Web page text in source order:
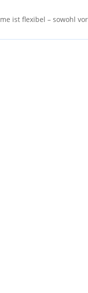
ist flexibel – sowohl vor